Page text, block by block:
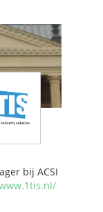
bij ACSI